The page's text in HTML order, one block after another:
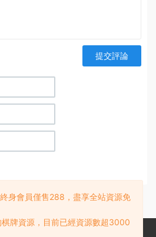
提交評論
身會員僅售288，盡享全站資源免
牌資源，目前已經資源數超3000